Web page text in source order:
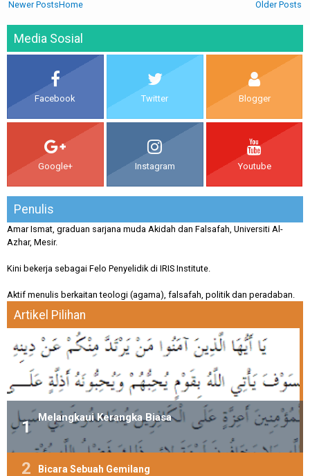
Newer Posts Older Posts
Home
Media Sosial
Facebook Twitter Blogger
Google+ Instagram Youtube
Penulis
Amar Ismat, graduan sarjana muda Akidah dan Falsafah, Universiti Al-
Azhar, Mesir.
Kini bekerja sebagai Felo Penyelidik di IRIS Institute.
Aktif menulis berkaitan teologi (agama), falsafah, politik dan peradaban.
Artikel Pilihan
Melangkaui Kerangka Biasa
Bicara Sebuah Gemilang